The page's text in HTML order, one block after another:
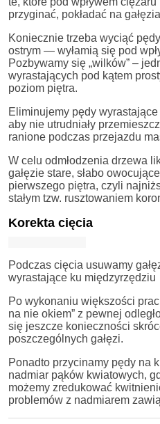
przyginać, pokładać na
Koniecznie trzeba wyciąć
ostrym — wyłamią się pod
Pozbywamy się „wilków” –
wyrastających pod kątem
poziom piętra.
Eliminujemy pędy
aby nie utrudniały
ranione podczas przejazdu
W celu odmłodzenia drzewa
gałęzie stare, słabo
pierwszego piętra, czyli
stałym tzw. rusztowaniem
Korekta cięcia
Podczas cięcia usuwamy
wyrastające ku międzyrzędziu
Po wykonaniu większości
na nie okiem” z pewnej
się jeszcze konieczności
poszczególnych gałęzi.
Ponadto przycinamy pędy na
nadmiar pąków kwiatowych,
możemy zredukować
problemów z nadmiarem